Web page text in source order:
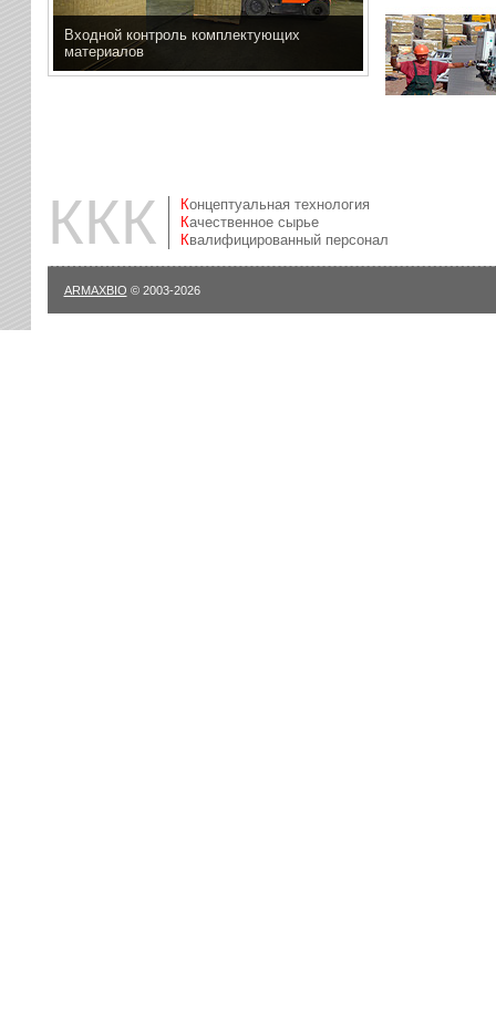
Входной контроль комплектующих
материалов
ККК
Концептуальная технология
Качественное сырье
Квалифицированный персонал
ARMAXBIO © 2003-2026